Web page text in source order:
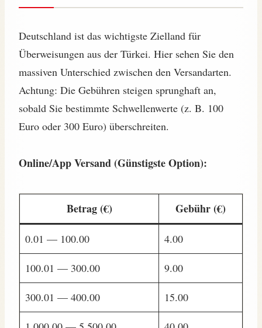
Deutschland ist das wichtigste Zielland für
Überweisungen aus der Türkei. Hier sehen Sie den
massiven Unterschied zwischen den Versandarten.
Achtung: Die Gebühren steigen sprunghaft an,
sobald Sie bestimmte Schwellenwerte (z. B. 100
Euro oder 300 Euro) überschreiten.
Online/App Versand (Günstigste Option):
Betrag (€) Gebühr (€)
0.01 — 100.00 4.00
100.01 — 300.00 9.00
300.01 — 400.00 15.00